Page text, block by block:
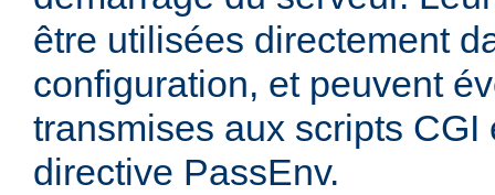
être utilisées directement
configuration, et peuvent
transmises aux scripts CGI
directive PassEnv.